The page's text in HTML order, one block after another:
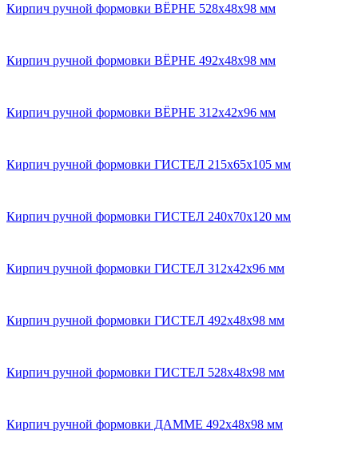
Кирпич ручной формовки ВЁРНЕ 528х48х98 мм
Кирпич ручной формовки ВЁРНЕ 492x48x98 мм
Кирпич ручной формовки ВЁРНЕ 312x42x96 мм
Кирпич ручной формовки ГИСТЕЛ 215х65х105 мм
Кирпич ручной формовки ГИСТЕЛ 240x70x120 мм
Кирпич ручной формовки ГИСТЕЛ 312х42х96 мм
Кирпич ручной формовки ГИСТЕЛ 492x48x98 мм
Кирпич ручной формовки ГИСТЕЛ 528x48x98 мм
Кирпич ручной формовки ДАММЕ 492x48x98 мм